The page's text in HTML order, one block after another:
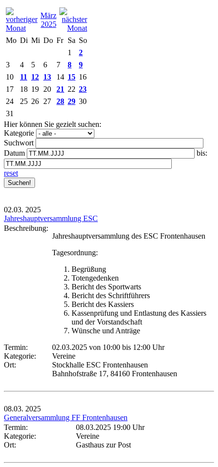
März
2025
Mo Di Mi Do Fr Sa So
1
2
3
4 5 6 7 8
9
10
11 12 13 14 15 16
17
18 19 20 21 22 23
24
25 26 27 28 29 30
31
Hier können Sie gezielt suchen:
Kategorie
Suchwort
Datum
bis:
reset
02.03. 2025
Jahreshauptversammlung ESC
Beschreibung:
Jahreshauptversammlung des ESC Frontenhausen
Tagesordnung:
Begrüßung
Totengedenken
Bericht des Sportwarts
Bericht des Schriftführers
Bericht des Kassiers
Kassenprüfung und Entlastung des Kassiers
und der Vorstandschaft
Wünsche und Anträge
Termin:
02.03.2025 von 10:00 bis 12:00 Uhr
Kategorie:
Vereine
Ort:
Stockhalle ESC Frontenhausen
Bahnhofstraße 17, 84160 Frontenhausen
08.03. 2025
Generalversammlung FF Frontenhausen
Termin:
08.03.2025 19:00 Uhr
Kategorie:
Vereine
Ort:
Gasthaus zur Post